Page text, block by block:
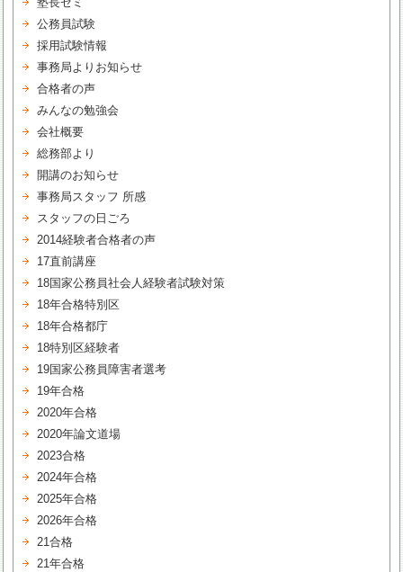
公務員試験
採用試験情報
事務局よりお知らせ
合格者の声
みんなの勉強会
会社概要
総務部より
開講のお知らせ
事務局スタッフ 所感
スタッフの日ごろ
2014経験者合格者の声
17直前講座
18国家公務員社会人経験者試験対策
18年合格特別区
18年合格都庁
18特別区経験者
19国家公務員障害者選考
19年合格
2020年合格
2020年論文道場
2023合格
2024年合格
2025年合格
2026年合格
21合格
21年合格